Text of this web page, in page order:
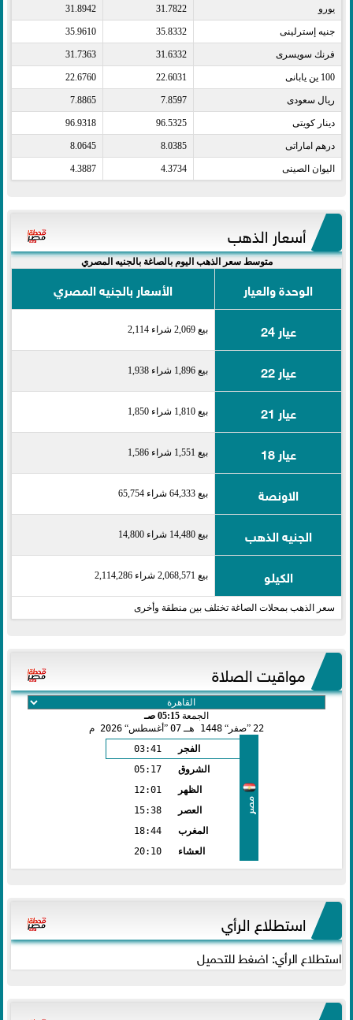
يورو​ 31.7822
31.8942
جنيه إسترلينى​ 35.8332
35.9610
فرنك سويسرى​ 31.6332
31.7363
100 ين يابانى​ 22.6031
22.6760
ريال سعودى​ 7.8597
7.8865
دينار كويتى​ 96.5325
96.9318
درهم اماراتى​ 8.0385
8.0645
اليوان الصينى​ 4.3734
4.3887
أسعار الذهب
متوسط سعر الذهب اليوم بالصاغة بالجنيه المصري
الوحدة والعيار
الأسعار بالجنيه المصري
عيار 24
بيع 2,069 شراء 2,114
عيار 22 بيع 1,896 شراء 1,938
عيار 21 بيع 1,810 شراء 1,850
عيار 18 بيع 1,551 شراء 1,586
الاونصة بيع 64,333 شراء 65,754
الجنيه الذهب بيع 14,480 شراء 14,800
الكيلو بيع 2,068,571 شراء 2,114,286
سعر الذهب بمحلات الصاغة تختلف بين منطقة وأخرى
مواقيت الصلاة
الجمعة 05:15 صـ
22 صفر 1448 هـ 07 أغسطس 2026 م
مصر
الفجر
03:41
الشروق
05:17
الظهر
12:01
العصر
15:38
المغرب
18:44
العشاء
20:10
استطلاع الرأي
استطلاع الرأي: اضغط للتحميل